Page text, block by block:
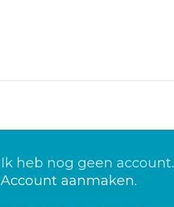
Ik heb nog geen account.
Account aanmaken.